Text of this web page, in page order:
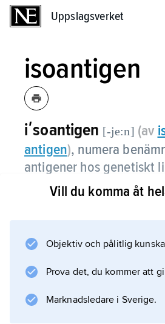
Uppslagsverket
isoantigen
iʹsoantigen [-je:n] (av
antigen), numera
antigener hos genetiskt
t.ex. inavlade
Information om
Vill du komma åt
Objektiv och pålitlig
Prova det, du kommer att
Marknadsledare i Sverige.